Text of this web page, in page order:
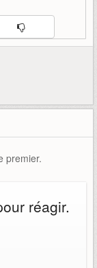
premier.
réagir.